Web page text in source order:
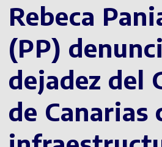
Rebeca
(PP)
dejadez del
de Canarias